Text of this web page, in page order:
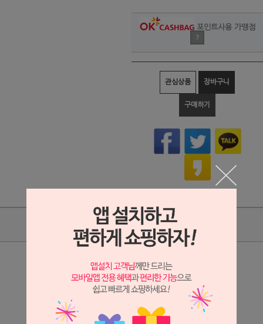
포인트사용 가맹점
?
관심상품 장바구니
구매하기
상품리뷰
상세정보 새창 열기
상세 정보를 확대해 보실 수 있습니다.